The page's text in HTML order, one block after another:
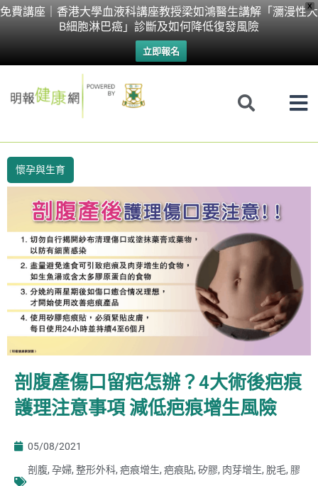
X
免費講座｜香港大學血液科講座教授梁如鴻醫生講解「瀰漫性大
B細胞淋巴癌」診斷及如何降低復發風險
立即報名
Skip
懷孕與生育
剖腹產傷口留疤怎辦？4大術後疤痕
護理注意事項 減低疤痕增生風險
05/08/2021
剖腹, 孕婦, 整形外科, 疤痕增生, 疤痕貼, 矽膠, 肉芽增生, 脫毛, 膠